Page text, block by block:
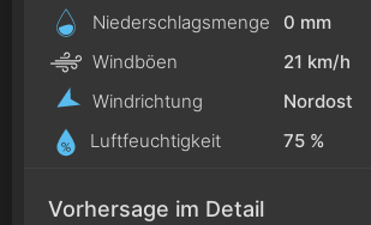
Niederschlagsmenge
0 mm
Windböen
21 km/h
Windrichtung
Nordost
Luftfeuchtigkeit
75 %
Vorhersage im Detail